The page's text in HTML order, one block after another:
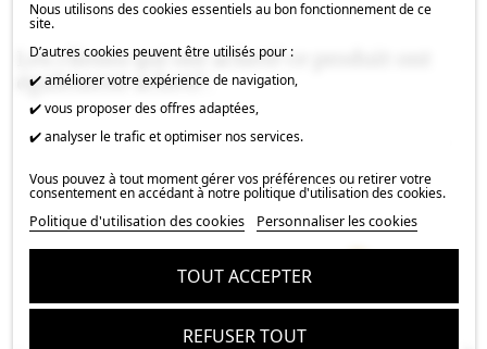
Les clients qui ont acheté ce produit ont
également acheté :
Nous utilisons des cookies essentiels au bon fonctionnement de ce
site.
D’autres cookies peuvent être utilisés pour :
✔️ améliorer votre expérience de navigation,
✔️ vous proposer des offres adaptées,
✔️ analyser le trafic et optimiser nos services.
Vous pouvez à tout moment gérer vos préférences ou retirer votre
consentement en accédant à notre politique d'utilisation des cookies.
Politique d'utilisation des cookies
Personnaliser les cookies
REFUSER TOUT
TOUT ACCEPTER